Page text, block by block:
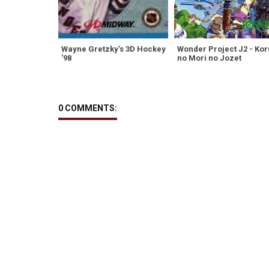
Wayne Gretzky's 3D Hockey
'98
Wonder Project J2 -
no Mori no Jozet
0 COMMENTS: